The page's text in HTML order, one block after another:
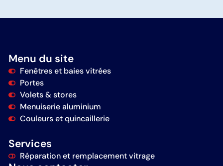
Menu du site
Fenêtres et baies vitrées
Portes
Volets & stores
Menuiserie aluminium
Couleurs et quincaillerie
Services
Réparation et remplacement vitrage